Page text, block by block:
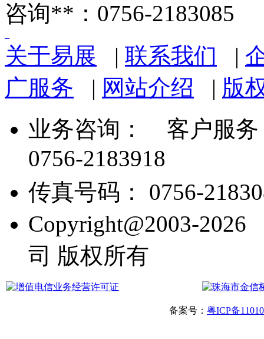
咨询**：0756-2183085
关于易展 | 联系我们 |
广服务 | 网站介绍 | 版
业务咨询：
客户服务
0756-2183918
传真号码： 0756-
Copyright@2003-
司 版权所有
备案号： 粤ICP备